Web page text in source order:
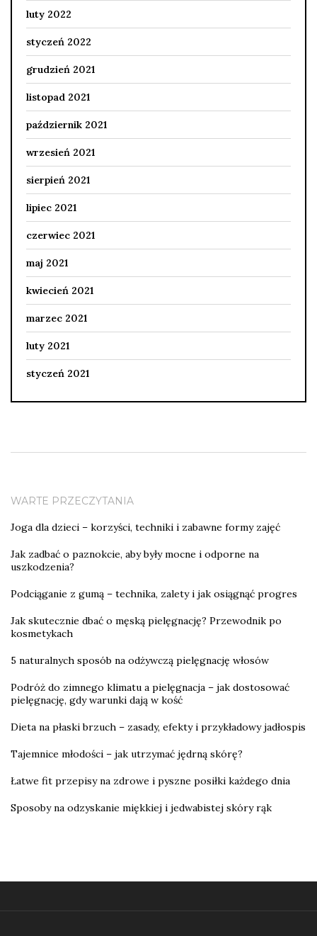
luty 2022
styczeń 2022
grudzień 2021
listopad 2021
październik 2021
wrzesień 2021
sierpień 2021
lipiec 2021
czerwiec 2021
maj 2021
kwiecień 2021
marzec 2021
luty 2021
styczeń 2021
WARTE PRZECZYTANIA
Joga dla dzieci – korzyści, techniki i zabawne formy zajęć
Jak zadbać o paznokcie, aby były mocne i odporne na
uszkodzenia?
Podciąganie z gumą – technika, zalety i jak osiągnąć progres
Jak skutecznie dbać o męską pielęgnację? Przewodnik po
kosmetykach
5 naturalnych sposób na odżywczą pielęgnację włosów
Podróż do zimnego klimatu a pielęgnacja – jak dostosować
pielęgnację, gdy warunki dają w kość
Dieta na płaski brzuch – zasady, efekty i przykładowy jadłospis
Tajemnice młodości – jak utrzymać jędrną skórę?
Łatwe fit przepisy na zdrowe i pyszne posiłki każdego dnia
Sposoby na odzyskanie miękkiej i jedwabistej skóry rąk